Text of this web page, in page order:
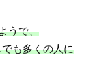
うで、
も多くの人に